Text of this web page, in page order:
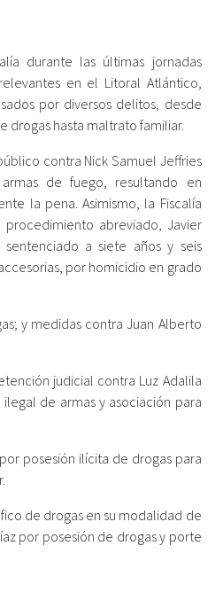
durante las últimas jornadas
en el Litoral Atlántico,
por diversos delitos, desde
drogas hasta maltrato familiar.
contra Nick Samuel Jeffries
de fuego, resultando en
la pena. Asimismo, la Fiscalía
abreviado, Javier
a siete años y seis
por homicidio en grado
y medidas contra Juan Alberto
judicial contra Luz Adalila
de armas y asociación para
posesión ilícita de drogas para
de drogas en su modalidad de
por posesión de drogas y porte